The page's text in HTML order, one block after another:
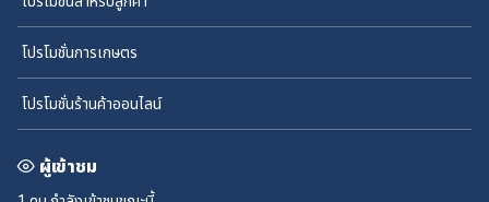
โปรโมชั่นการเกษตร
โปรโมชั่นร้านค้าออนไลน์
ผู้เข้าชม